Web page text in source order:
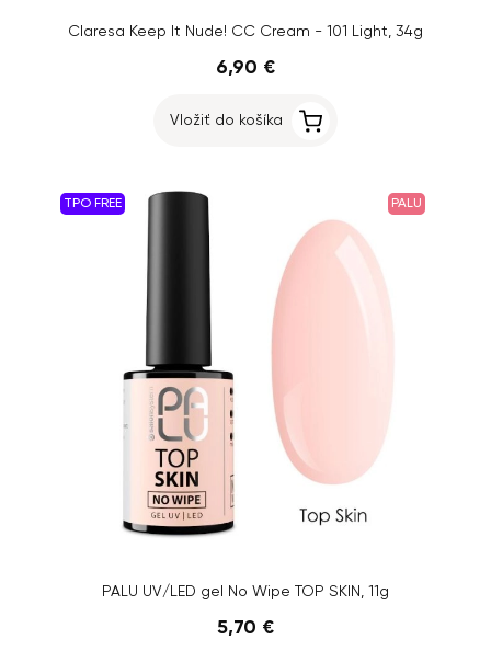
Claresa Keep It Nude! CC Cream - 101 Light, 34g
6,90 €
Vložiť do košíka
TPO FREE PALU
PALU UV/LED gel No Wipe TOP SKIN, 11g
5,70 €